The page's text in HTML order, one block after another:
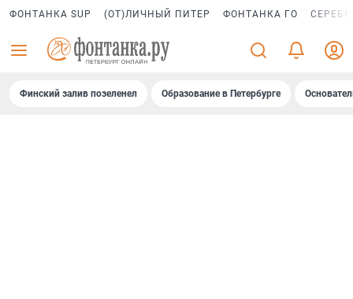
ФОНТАНКА SUP (ОТ)ЛИЧНЫЙ ПИТЕР ФОНТАНКА ГО
Финский залив позеленел Образование в Петербурге